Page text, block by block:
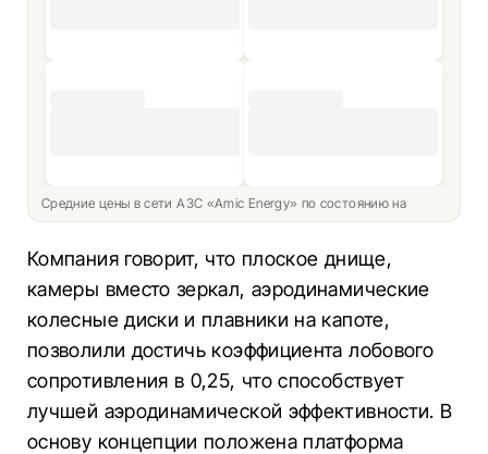
Средние цены в сети АЗС «Amic Energy» по состоянию на
Компания говорит, что плоское днище,
камеры вместо зеркал, аэродинамические
колесные диски и плавники на капоте,
позволили достичь коэффициента лобового
сопротивления в 0,25, что способствует
лучшей аэродинамической эффективности. В
основу концепции положена платформа